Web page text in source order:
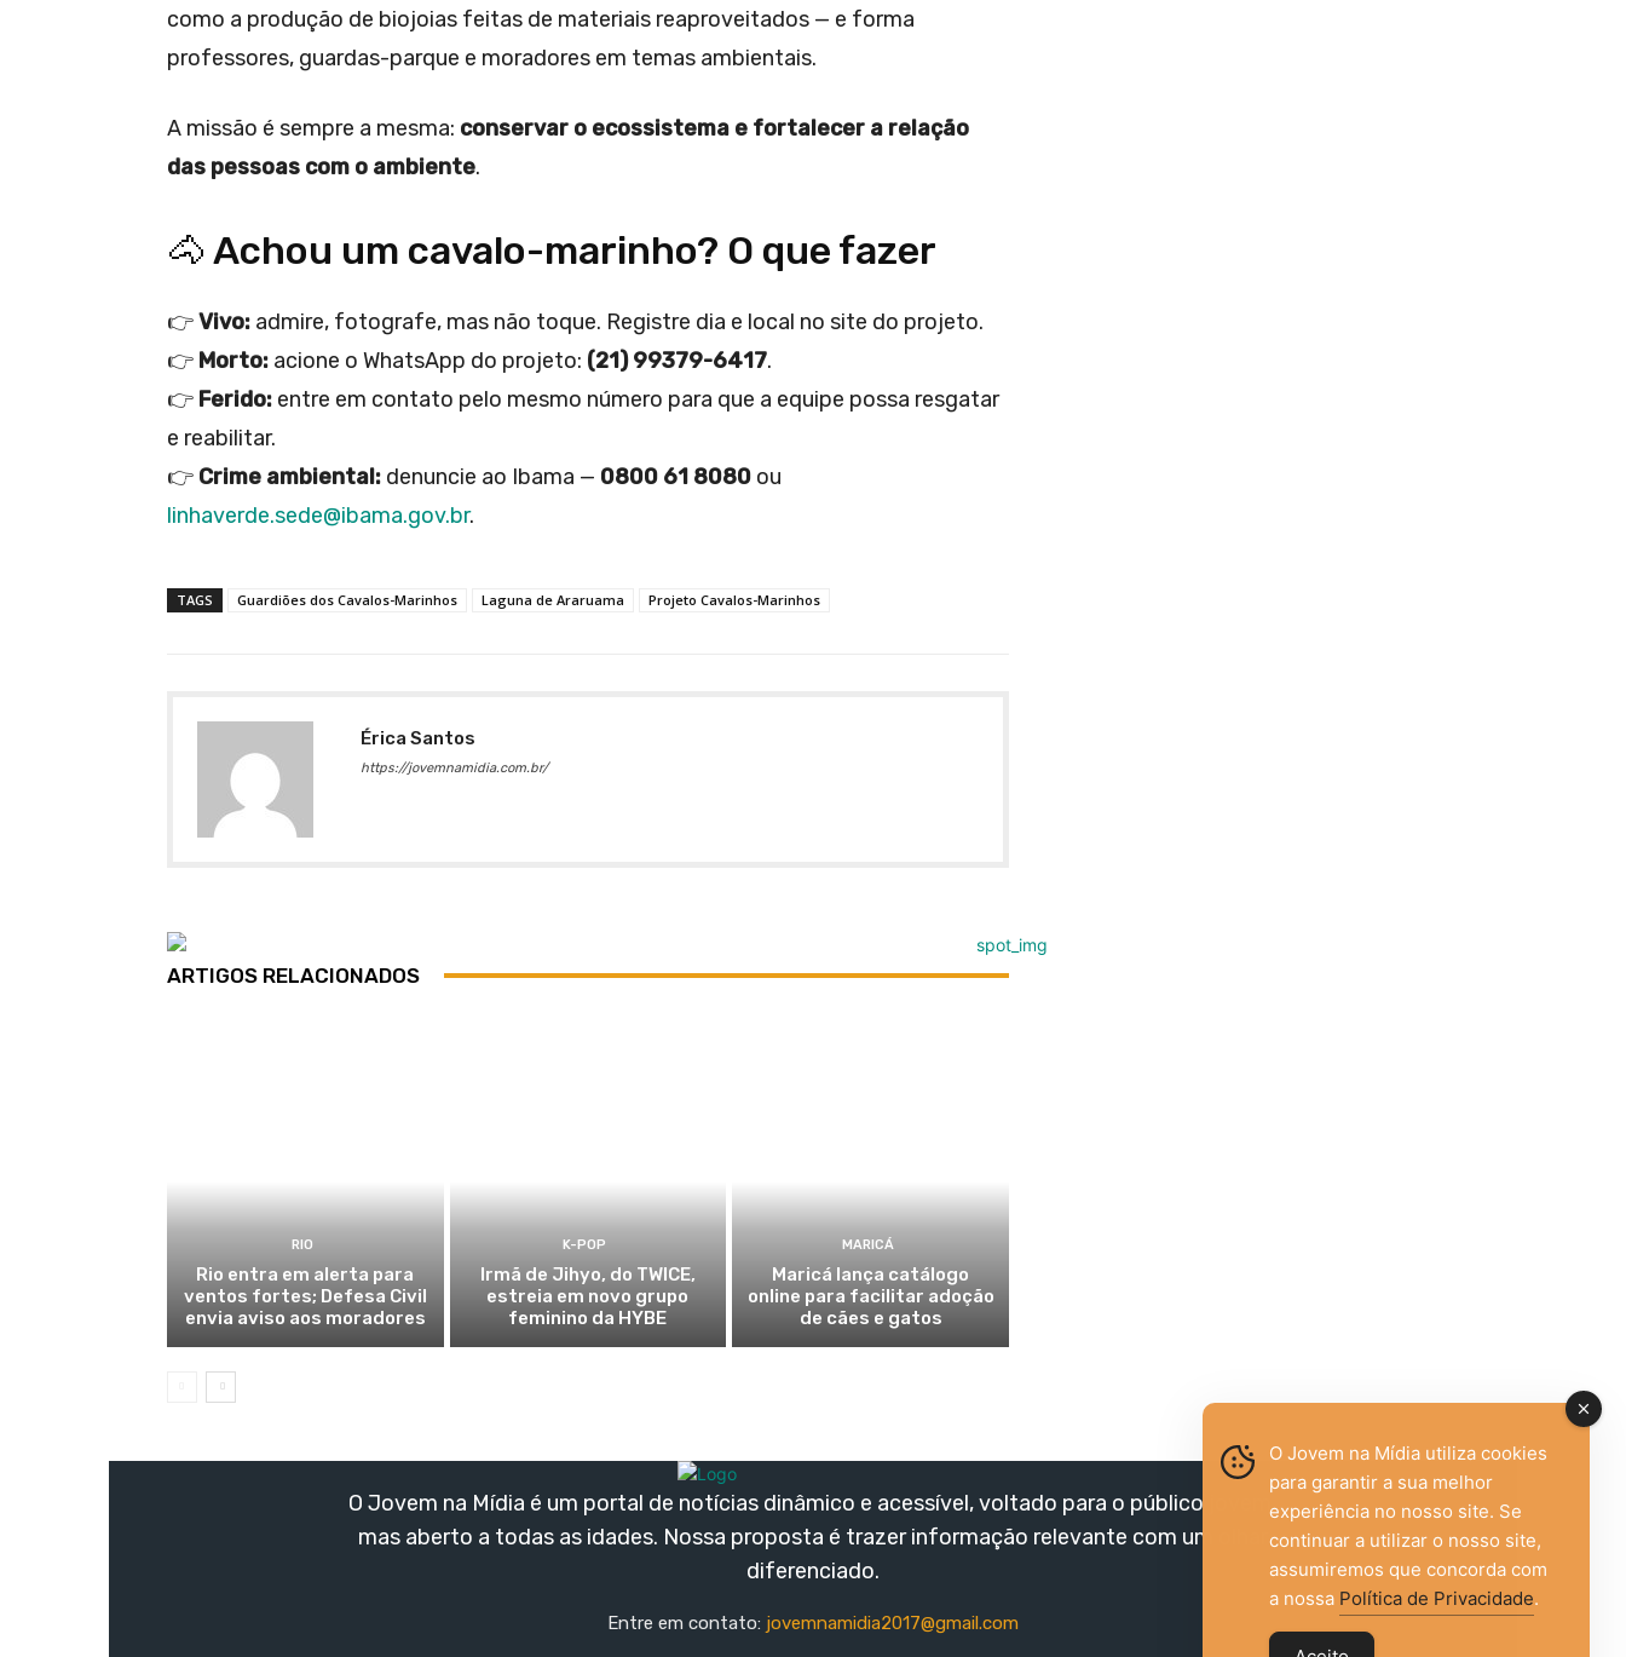
como a produção de biojoias feitas de materiais reaproveitados — e forma
professores, guardas-parque e moradores em temas ambientais.
A missão é sempre a mesma: conservar o ecossistema e fortalecer a relação
das pessoas com o ambiente.
🐴 Achou um cavalo-marinho? O que fazer
👉Vivo: admire, fotografe, mas não toque. Registre dia e local no site do projeto.
👉 Morto: acione o WhatsApp do projeto: (21) 99379-6417.
👉 Ferido: entre em contato pelo mesmo número para que a equipe possa resgatar
e reabilitar.
👉 Crime ambiental: denuncie ao Ibama — 0800 61 8080 ou
linhaverde.sede@ibama.gov.br.
TAGS Guardiões dos Cavalos-Marinhos Laguna de Araruama Projeto Cavalos-Marinhos
Érica Santos
https://jovemnamidia.com.br/
ARTIGOS RELACIONADOS
RIO
Rio entra em alerta para
ventos fortes; Defesa Civil
envia aviso aos moradores
K-POP
Irmã de Jihyo, do TWICE,
estreia em novo grupo
feminino da HYBE
MARICÁ
Maricá lança catálogo
online para facilitar adoção
de cães e gatos
O Jovem na Mídia é um portal de notícias dinâmico e acessível, voltado para o público jovem,
mas aberto a todas as idades. Nossa proposta é trazer informação relevante com um olhar
diferenciado.
Entre em contato: jovemnamidia2017@gmail.com
O Jovem na Mídia utiliza cookies
para garantir a sua melhor
experiência no nosso site. Se
continuar a utilizar o nosso site,
assumiremos que concorda com
a nossa Política de Privacidade.